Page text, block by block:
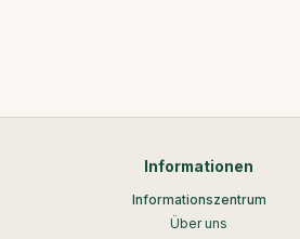
Informationen
Informationszentrum
Über uns